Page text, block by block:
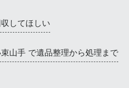
してほしい
山手 で遺品整理から処理まで